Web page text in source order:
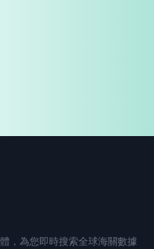
，為您即時搜索全球海關數據